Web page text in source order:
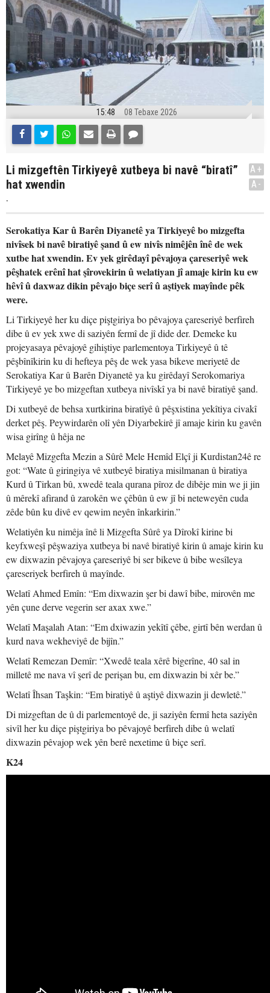
15:48 08 Tebaxe 2026
Li mizgeftên Tirkiyeyê xutbeya bi navê “biratî”
hat xwendin
.
A+
A-
Serokatiya Kar û Barên Diyanetê ya Tirkiyeyê bo mizgefta
nivîsek bi navê biratiyê şand û ew nivîs nimêjên înê de wek
xutbe hat xwendin. Ev yek girêdayî pêvajoya çareseriyê wek
pêşhatek erênî hat şîrovekirin û welatiyan jî amaje kirin ku ew
hêvî û daxwaz dikin pêvajo biçe serî û aştiyek mayînde pêk
were.
Li Tirkiyeyê her ku diçe piştgiriya bo pêvajoya çareseriyê berfireh
dibe û ev yek xwe di saziyên fermî de jî dide der. Demeke ku
projeyasaya pêvajoyê gihiştiye parlementoya Tirkiyeyê û tê
pêşbînîkirin ku di hefteya pêş de wek yasa bikeve meriyetê de
Serokatiya Kar û Barên Diyanetê ya ku girêdayî Serokomariya
Tirkiyeyê ye bo mizgeftan xutbeya nivîskî ya bi navê biratiyê şand.
Di xutbeyê de behsa xurtkirina biratîyê û pêşxistina yekîtiya civakî
derket pêş. Peywirdarên olî yên Diyarbekirê jî amaje kirin ku gavên
wisa girîng û hêja ne
Melayê Mizgefta Mezin a Sûrê Mele Hemîd Elçî ji Kurdistan24ê re
got: “Wate û giringiya vê xutbeyê biratiya misilmanan û biratiya
Kurd û Tirkan bû, xwedê teala qurana pîroz de dibêje min we ji jin
û mêrekî afirand û zarokên we çêbûn û ew jî bi neteweyên cuda
zêde bûn ku divê ev qewim neyên înkarkirin.”
Welatiyên ku nimêja înê li Mizgefta Sûrê ya Dîrokî kirine bi
keyfxweşî pêşwaziya xutbeya bi navê biratiyê kirin û amaje kirin ku
ew dixwazin pêvajoya çareseriyê bi ser bikeve û bibe wesîleya
çareseriyek berfireh û mayînde.
Welatî Ahmed Emîn: “Em dixwazin şer bi dawî bibe, mirovên me
yên çune derve vegerin ser axax xwe.”
Welatî Maşalah Atan: “Em dxiwazin yekîtî çêbe, girtî bên werdan û
kurd nava wekheviyê de bijîn.”
Welatî Remezan Demîr: “Xwedê teala xêrê bigerîne, 40 sal in
milletê me nava vî şerî de perişan bu, em dixwazin bi xêr be.”
Welatî Îhsan Taşkin: “Em biratiyê û aştiyê dixwazin ji dewletê.”
Di mizgeftan de û di parlementoyê de, ji saziyên fermî heta saziyên
sivîl her ku diçe piştgiriya bo pêvajoyê berfireh dibe û welatî
dixwazin pêvajop wek yên berê nexetime û biçe serî.
K24